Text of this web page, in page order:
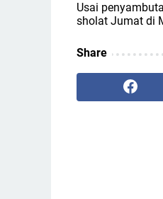
Usai
sholat Jumat di
Share